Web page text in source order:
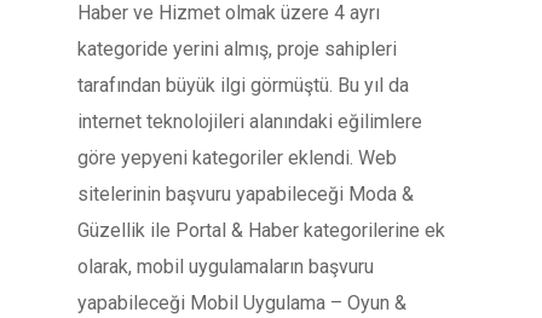
Haber ve Hizmet olmak üzere 4 ayrı
kategoride yerini almış, proje sahipleri
tarafından büyük ilgi görmüştü. Bu yıl da
internet teknolojileri alanındaki eğilimlere
göre yepyeni kategoriler eklendi. Web
sitelerinin başvuru yapabileceği Moda &
Güzellik ile Portal & Haber kategorilerine ek
olarak, mobil uygulamaların başvuru
yapabileceği Mobil Uygulama – Oyun &